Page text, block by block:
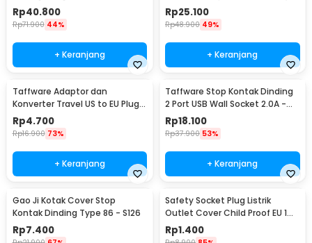
SCN2
Rp40.800
Rp71.900 44%
+ Keranjang
YAM802
Rp25.100
Rp48.900 49%
+ Keranjang
Taffware Adaptor dan
Konverter Travel US to EU Plug
10A 250V 1 PCS - WN-20
Rp4.700
Rp16.900 73%
+ Keranjang
Taffware Stop Kontak Dinding
2 Port USB Wall Socket 2.0A -
ES-USB-2
Rp18.100
Rp37.900 53%
+ Keranjang
Gao Ji Kotak Cover Stop
Kontak Dinding Type 86 - S126
Rp7.400
Safety Socket Plug Listrik
Outlet Cover Child Proof EU 1
PCS
Rp1.400